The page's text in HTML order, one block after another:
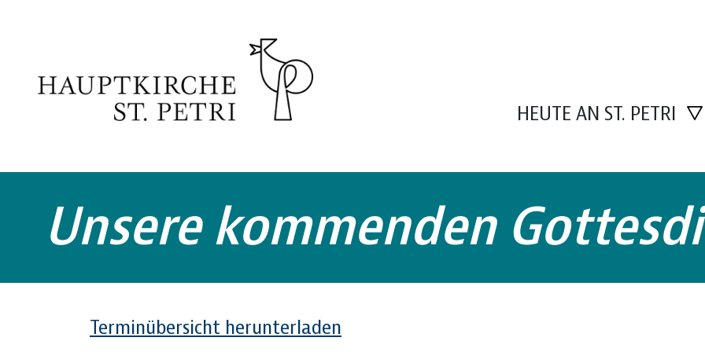
HEUTE AN ST. PETRI
Unsere kommenden
Terminübersicht herunterladen